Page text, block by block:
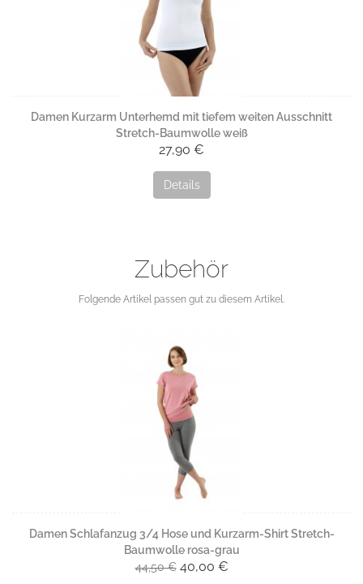
Damen Kurzarm Unterhemd mit tiefem weiten Ausschnitt
Stretch-Baumwolle weiß
27,90 €
Details
Zubehör
Folgende Artikel passen gut zu diesem Artikel.
Damen Schlafanzug 3/4 Hose und Kurzarm-Shirt Stretch-
Baumwolle rosa-grau
44,50 € 40,00 €